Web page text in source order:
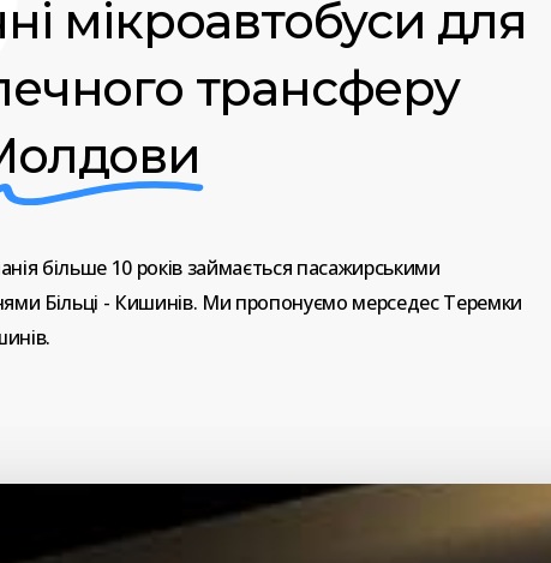
мікроавтобуси для
трансферу
більше 10 роківзаймається пасажирськими
Більці - Кишинів. Ми пропонуємо мерседесТеремки